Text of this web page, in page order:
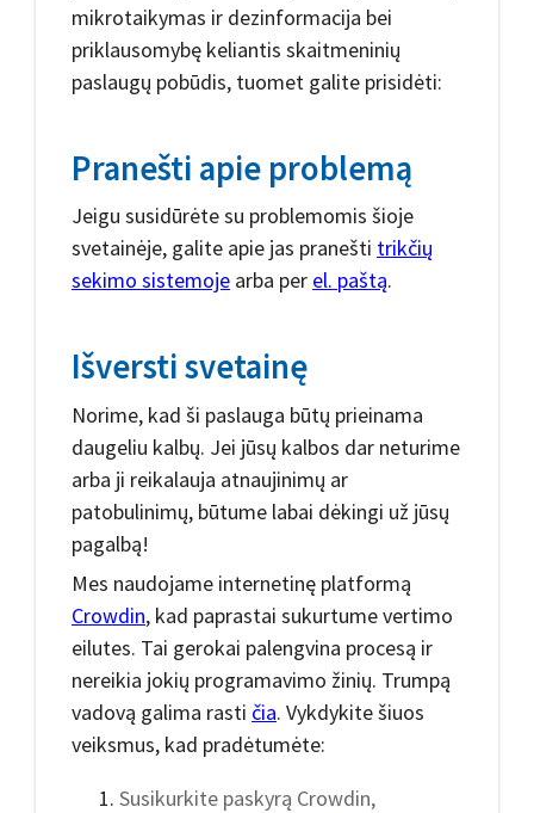
mikrotaikymas ir dezinformacija bei
priklausomybę keliantis skaitmeninių
paslaugų pobūdis, tuomet galite prisidėti:
Pranešti apie problemą
Jeigu susidūrėte su problemomis šioje
svetainėje, galite apie jas pranešti trikčių
sekimo sistemoje arba per el. paštą.
Išversti svetainę
Norime, kad ši paslauga būtų prieinama
daugeliu kalbų. Jei jūsų kalbos dar neturime
arba ji reikalauja atnaujinimų ar
patobulinimų, būtume labai dėkingi už jūsų
pagalbą!
Mes naudojame internetinę platformą
Crowdin, kad paprastai sukurtume vertimo
eilutes. Tai gerokai palengvina procesą ir
nereikia jokių programavimo žinių. Trumpą
vadovą galima rasti čia. Vykdykite šiuos
veiksmus, kad pradėtumėte:
Susikurkite paskyrą Crowdin,